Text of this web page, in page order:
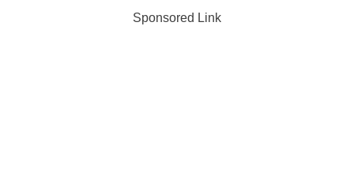
Sponsored Link